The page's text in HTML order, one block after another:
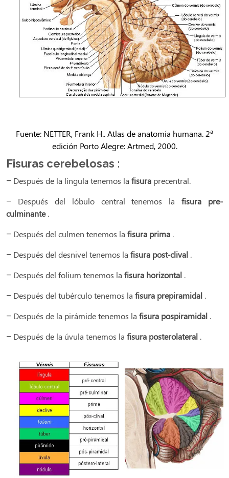
Fuente: NETTER, Frank H.. Atlas de anatomía humana. 2ª
edición Porto Alegre: Artmed, 2000.
Fisuras cerebelosas :
– Después de la língula tenemos la fisura precentral.
– Después del lóbulo central tenemos lafisura pre-
culminante.
– Después del culmen tenemos la fisura prima .
– Después del desnivel tenemos la fisura post-clival .
– Después del folium tenemos la fisura horizontal .
– Después del tubérculo tenemos la fisura prepiramidal .
– Después de la pirámide tenemos la fisura pospiramidal .
– Después de la úvula tenemos la fisura posterolateral .